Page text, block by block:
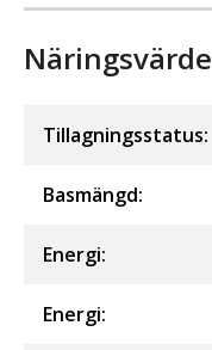
Näringsvärde
Tillagningsstatus:
Basmängd:
Energi:
Energi: